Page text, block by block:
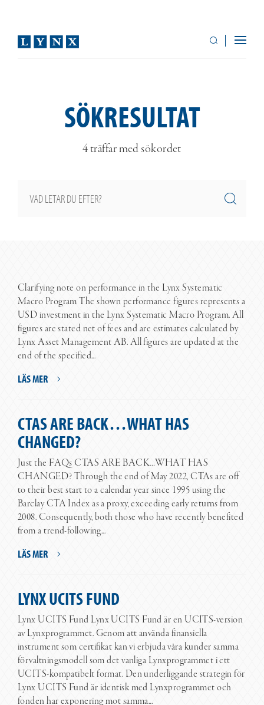
SÖKRESULTAT
4 träffar med sökordet
Clarifying note on performance in the Lynx Systematic
Macro Program The shown performance figures represents a
USD investment in the Lynx Systematic Macro Program. All
figures are stated net of fees and are estimates calculated by
Lynx Asset Management AB. All figures are updated at the
end of the specified...
LÄS MER
CTAS ARE BACK…WHAT HAS
CHANGED?
Just the FAQs CTAS ARE BACK…WHAT HAS
CHANGED? Through the end of May 2022, CTAs are off
to their best start to a calendar year since 1995 using the
Barclay CTA Index as a proxy, exceeding early returns from
2008. Consequently, both those who have recently benefited
from a trend-following...
LÄS MER
LYNX UCITS FUND
Lynx UCITS Fund Lynx UCITS Fund är en UCITS-version
av Lynxprogrammet. Genom att använda finansiella
instrument som certifikat kan vi erbjuda våra kunder samma
förvaltningsmodell som det vanliga Lynxprogrammet i ett
UCITS-kompatibelt format. Den underliggande strategin för
Lynx UCITS Fund är identisk med Lynxprogrammet och
fonden har exponering mot samma...